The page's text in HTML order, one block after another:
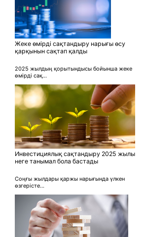
Жеке өмірді сақтандыру нарығы өсу
қарқынын сақтап қалды
2025 жылдың қорытындысы бойынша жеке
өмірді сақ...
Инвестициялық сақтандыру 2025 жылы
неге танымал бола бастады
Соңғы жылдары қаржы нарығында үлкен
өзгерісте...